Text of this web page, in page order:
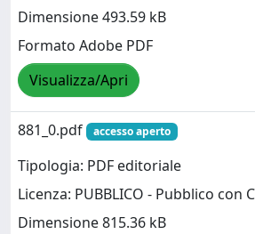
Dimensione 493.59 kB
Formato Adobe PDF
Visualizza/Apri
881_0.pdf accesso aperto
Tipologia: PDF editoriale
Licenza: PUBBLICO - Pubblico con
Dimensione 815.36 kB